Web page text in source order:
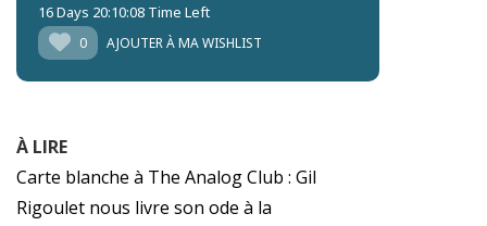
16 Days 20:10:03 Time Left
0 AJOUTER À MA WISHLIST
À LIRE
Carte blanche à The Analog Club : Gil
Rigoulet nous livre son ode à la